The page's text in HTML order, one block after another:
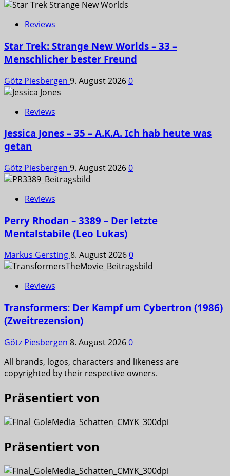
Reviews
Star Trek: Strange New Worlds – 33 –
Menschlicher bester Freund
Götz Piesbergen 9. August 20260
Reviews
Jessica Jones – 35 – A.K.A. Ich hab heute was
getan
Götz Piesbergen 9. August 20260
Reviews
Perry Rhodan – 3389 – Der letzte
Mentalstabile (Leo Lukas)
Markus Gersting8. August 20260
Reviews
Transformers: Der Kampf um Cybertron (1986)
(Zweitrezension)
Götz Piesbergen 8. August 20260
All brands, logos, characters and likeness are
copyrighted by their respective owners.
Präsentiert von
Präsentiert von